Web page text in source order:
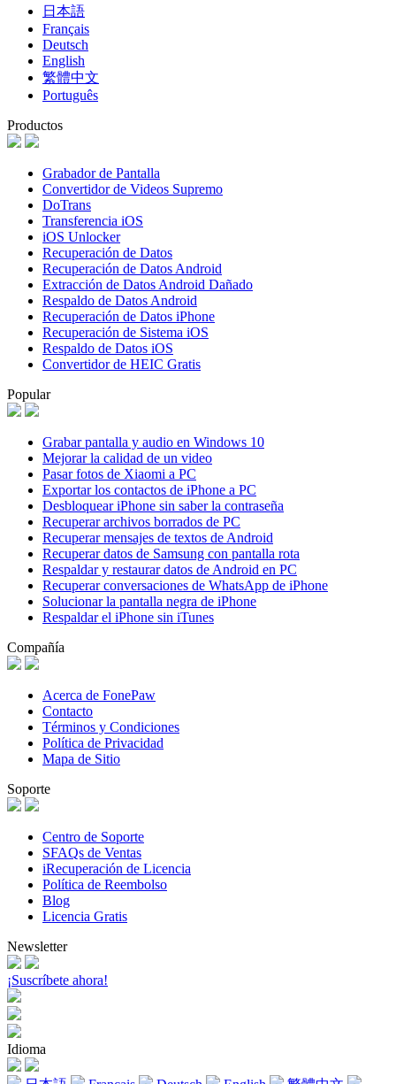
日本語
Français
Deutsch
English
繁體中文
Português
Productos
Grabador de Pantalla
Convertidor de Videos Supremo
DoTrans
Transferencia iOS
iOS Unlocker
Recuperación de Datos
Recuperación de Datos Android
Extracción de Datos Android Dañado
Respaldo de Datos Android
Recuperación de Datos iPhone
Recuperación de Sistema iOS
Respaldo de Datos iOS
Convertidor de HEIC Gratis
Popular
Grabar pantalla y audio en Windows 10
Mejorar la calidad de un video
Pasar fotos de Xiaomi a PC
Exportar los contactos de iPhone a PC
Desbloquear iPhone sin saber la contraseña
Recuperar archivos borrados de PC
Recuperar mensajes de textos de Android
Recuperar datos de Samsung con pantalla rota
Respaldar y restaurar datos de Android en PC
Recuperar conversaciones de WhatsApp de iPhone
Solucionar la pantalla negra de iPhone
Respaldar el iPhone sin iTunes
Compañía
Acerca de FonePaw
Contacto
Términos y Condiciones
Política de Privacidad
Mapa de Sitio
Soporte
Centro de Soporte
SFAQs de Ventas
iRecuperación de Licencia
Política de Reembolso
Blog
Licencia Gratis
Newsletter
¡Suscríbete ahora!
Idioma